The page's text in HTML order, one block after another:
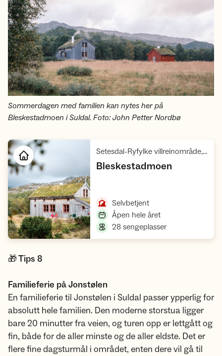
Sommerdagen med familien kan nytes her på
Bleskestadmoen i Suldal. Foto: John Petter Nordbø
Setesdal-Ryfylke villreinområde, Ryfylke
Bleskestadmoen,
Selvbetjent,
Åpen hele året,
28 sengeplasser,
🎁 Tips 8
Familieferie på Jonstølen
En familieferie til Jonstølen i Suldal passer ypperlig for
absolutt hele familien. Den moderne storstua ligger
bare 20 minutter fra veien, og turen opp er lettgått og
fin, både for de aller minste og de aller eldste. Det er
flere fine dagsturmål i området, enten dere vil gå til